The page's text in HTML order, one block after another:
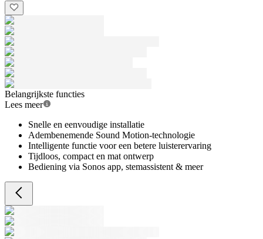
Belangrijkste functies
Lees meer
Snelle en eenvoudige installatie
Adembenemende Sound Motion-technologie
Intelligente functie voor een betere luisterervaring
Tijdloos, compact en mat ontwerp
Bediening via Sonos app, stemassistent & meer